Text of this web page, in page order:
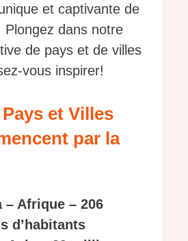
et captivante de
Plongez dans notre
de pays et de villes
vous inspirer!
et Villes
par la
– Afrique – 206
d’habitants